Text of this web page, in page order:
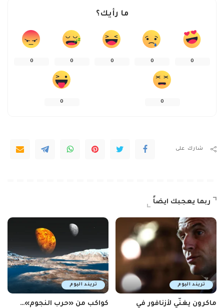
ما رأيك؟
0
0
0
0
0
0
0
شارك على
ربما يعجبك ايضاً
تريند اليوم
ماكرون يغنّي لأزنافور في
تريند اليوم
كواكب من «حرب النجوم»…